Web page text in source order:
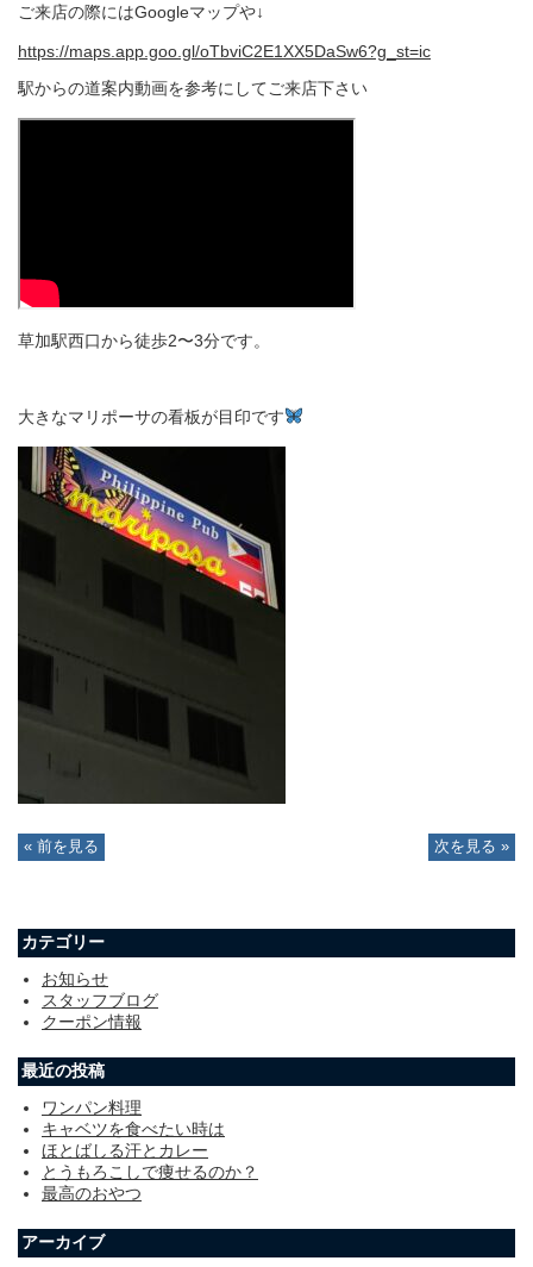
ご来店の際にはGoogleマップや↓
https://maps.app.goo.gl/oTbviC2E1XX5DaSw6?g_st=ic
駅からの道案内動画を参考にしてご来店下さい
草加駅西口から徒歩2〜3分です。
大きなマリポーサの看板が目印です
« 前を見る 次を見る »
カテゴリー
お知らせ
スタッフブログ
クーポン情報
最近の投稿
ワンパン料理
キャベツを食べたい時は
ほとばしる汗とカレー
とうもろこしで痩せるのか？
最高のおやつ
アーカイブ